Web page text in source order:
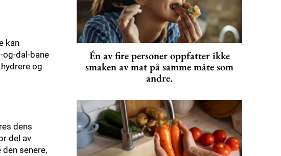
kan
dal-bane
og
dens
del av
senere,
Én av fire personer oppfatter ikke
smaken av mat på samme måte som
andre.